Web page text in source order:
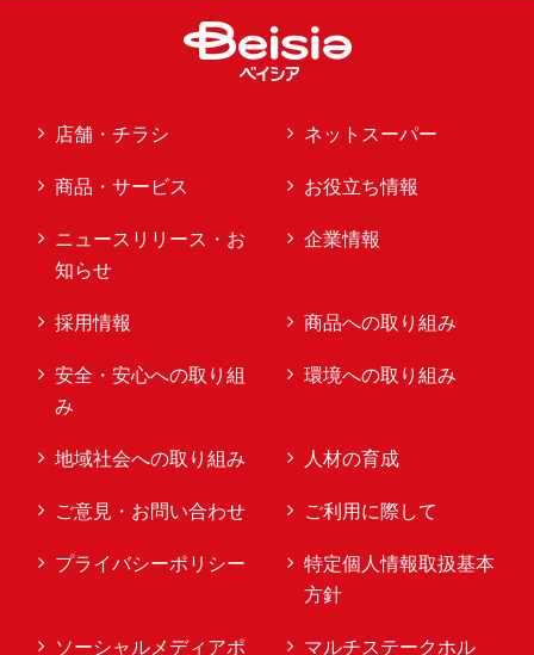
店舗・チラシ ネットスーパー
商品・サービス お役立ち情報
ニュースリリース・お
知らせ
企業情報
採用情報 商品への取り組み
安全・安心への取り組
み
環境への取り組み
地域社会への取り組み 人材の育成
ご意見・お問い合わせ ご利用に際して
プライバシーポリシー
特定個人情報取扱基本
方針
ソーシャルメディアポ マルチステークホル